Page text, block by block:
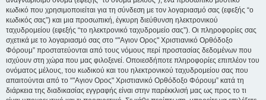
κωδικό που χρησιμοποιείται για τη σύνδεση με τον λογαριασμό σας (εφεξής “ο
κωδικός σας”) και μια προσωπική, έγκυρη διεύθυνση ηλεκτρονικού
ταχυδρομείου (εφεξής “το ηλεκτρονικό ταχυδρομείο σας”). Οι πληροφορίες σας
σχετικά με το λογαριασμό σας στο “"Αγιον Ορος" Χριστιανικό Ορθόδοξο
Φόρουμ” προστατεύονται από τους νόμους περί προστασίας δεδομένων που
ισχύουν στη χώρα που μας φιλοξενεί. Οποιεσδήποτε πληροφορίες επιπλέον του
ονόματος μέλους, του κωδικού και του ηλεκτρονικού ταχυδρομείου σας που
απαιτούνται από το “"Αγιον Ορος" Χριστιανικό Ορθόδοξο Φόρουμ” κατά τη
διάρκεια της διαδικασίας εγγραφής είναι στην παρέκκλισή μας ως προς το τι